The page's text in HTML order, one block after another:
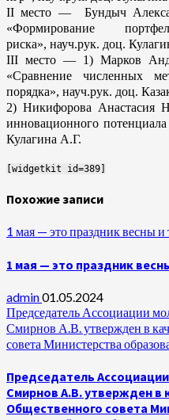
II место — Бундыч
«Формирование
риска», науч.рук. доц.
III место — 1) Марков
«Сравнение численных
порядка», науч.рук. доц.
2) Никифорова Анастасия
инновационного
Кулагина А.Г.
[widgetkit id=389]
Похожие записи
1 мая — это праздник весны и
1 мая — это праздник
admin01.05.2024
Председатель Ассоциации
Смирнов А.В. утвержден в
совета Министерства
Председатель
Смирнов А.В. утвержден в
Общественного совета